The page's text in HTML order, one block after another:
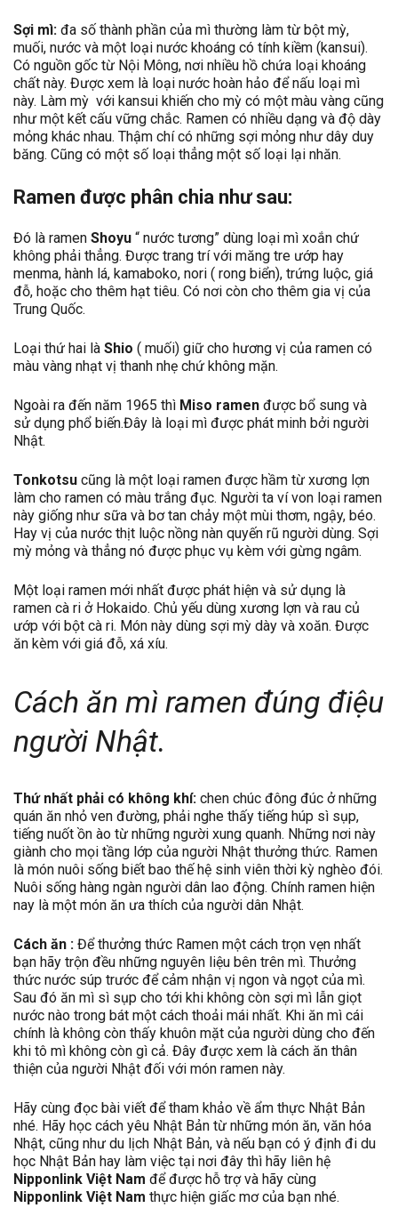
Sợi mì: đa số thành phần của mì thường làm từ bột mỳ,
muối, nước và một loại nước khoáng có tính kiềm (kansui).
Có nguồn gốc từ Nội Mông, nơi nhiều hồ chứa loại khoáng
chất này. Được xem là loại nước hoàn hảo để nấu loại mì
này. Làm mỳ với kansui khiến cho mỳ có một màu vàng cũng
như một kết cấu vững chắc. Ramen có nhiều dạng và độ dày
mỏng khác nhau. Thậm chí có những sợi mỏng như dây duy
băng. Cũng có một số loại thẳng một số loại lại nhăn.
Ramen được phân chia như sau:
Đó là ramen Shoyu “ nước tương” dùng loại mì xoắn chứ
không phải thẳng. Được trang trí với măng tre ướp hay
menma, hành lá, kamaboko, nori ( rong biển), trứng luộc, giá
đỗ, hoặc cho thêm hạt tiêu. Có nơi còn cho thêm gia vị của
Trung Quốc.
Loại thứ hai là Shio ( muối) giữ cho hương vị của ramen có
màu vàng nhạt vị thanh nhẹ chứ không mặn.
Ngoài ra đến năm 1965 thì Miso ramen được bổ sung và
sử dụng phổ biến.Đây là loại mì được phát minh bởi người
Nhật.
Tonkotsu cũng là một loại ramen được hầm từ xương lợn
làm cho ramen có màu trắng đục. Người ta ví von loại ramen
này giống như sữa và bơ tan chảy một mùi thơm, ngậy, béo.
Hay vị của nước thịt luộc nồng nàn quyến rũ người dùng. Sợi
mỳ mỏng và thẳng nó được phục vụ kèm với gừng ngâm.
Một loại ramen mới nhất được phát hiện và sử dụng là
ramen cà ri ở Hokaido. Chủ yếu dùng xương lợn và rau củ
ướp với bột cà ri. Món này dùng sợi mỳ dày và xoăn. Được
ăn kèm với giá đỗ, xá xíu.
Cách ăn mì ramen đúng điệu
người Nhật.
Thứ nhất phải có không khí: chen chúc đông đúc ở những
quán ăn nhỏ ven đường, phải nghe thấy tiếng húp sì sụp,
tiếng nuốt ồn ào từ những người xung quanh. Những nơi này
giành cho mọi tầng lớp của người Nhật thưởng thức. Ramen
là món nuôi sống biết bao thế hệ sinh viên thời kỳ nghèo đói.
Nuôi sống hàng ngàn người dân lao động. Chính ramen hiện
nay là một món ăn ưa thích của người dân Nhật.
Cách ăn : Để thưởng thức Ramen một cách trọn vẹn nhất
bạn hãy trộn đều những nguyên liệu bên trên mì. Thưởng
thức nước súp trước để cảm nhận vị ngon và ngọt của mì.
Sau đó ăn mì sì sụp cho tới khi không còn sợi mì lẫn giọt
nước nào trong bát một cách thoải mái nhất. Khi ăn mì cái
chính là không còn thấy khuôn mặt của người dùng cho đến
khi tô mì không còn gì cả. Đây được xem là cách ăn thân
thiện của người Nhật đối với món ramen này.
Hãy cùng đọc bài viết để tham khảo về ẩm thực Nhật Bản
nhé. Hãy học cách yêu Nhật Bản từ những món ăn, văn hóa
Nhật, cũng như du lịch Nhật Bản, và nếu bạn có ý định đi du
học Nhật Bản hay làm việc tại nơi đây thì hãy liên hệ
Nipponlink Việt Nam để được hỗ trợ và hãy cùng
Nipponlink Việt Nam thực hiện giấc mơ của bạn nhé.